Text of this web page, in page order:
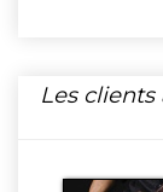
Les